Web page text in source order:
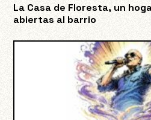
La Casa de Floresta, un
abiertas al barrio